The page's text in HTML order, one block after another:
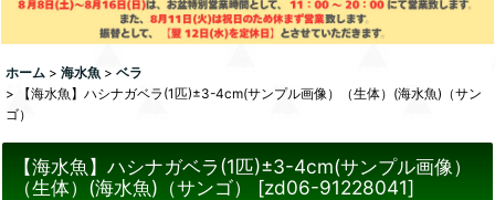
ホーム > 海水魚 > ベラ
>
【海水魚】ハシナガベラ(1匹)±3-4cm(サンプル画像）（生体）(海水魚)（サン
ゴ）
【海水魚】ハシナガベラ(1匹)±3-4cm(サンプル画像）
（生体）(海水魚)（サンゴ）
[zd06-91228041]